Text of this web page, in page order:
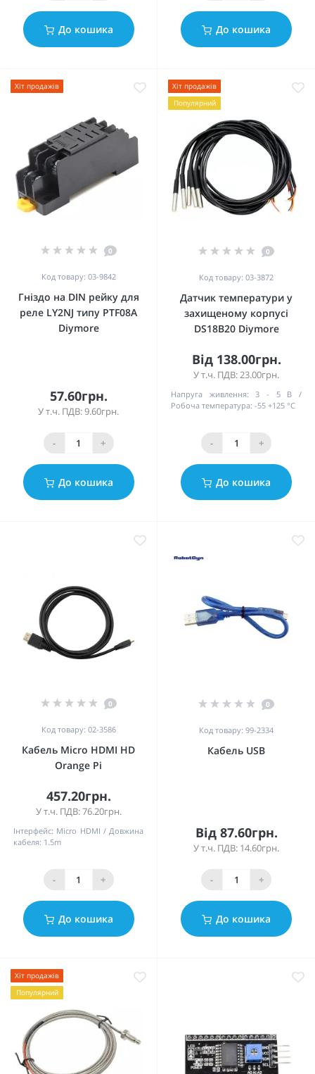
До кошика До кошика
Хіт продажів
0
Код товару: 03-9842
Гніздо на DIN рейку для
реле LY2NJ типу PTF08A
Diymore
57.60грн.
У т.ч. ПДВ: 9.60грн.
- +
До кошика
Хіт продажів
Популярний
0
Код товару: 03-3872
Датчик температури у
захищеному корпусі
DS18B20 Diymore
Від 138.00грн.
У т.ч. ПДВ: 23.00грн.
Напруга живлення:
3 - 5 В
Робоча температура: -55 +125 °C
- +
До кошика
0
Код товару: 02-3586
Кабель Micro HDMI HD
Orange Pi
457.20грн.
У т.ч. ПДВ: 76.20грн.
Інтерфейс: Micro HDMI
Довжина
кабеля: 1.5m
- +
До кошика
0
Код товару: 99-2334
Кабель USB
Від 87.60грн.
У т.ч. ПДВ: 14.60грн.
- +
До кошика
Хіт продажів
Популярний